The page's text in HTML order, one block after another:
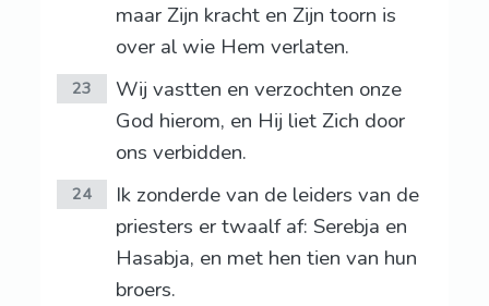
maar Zijn kracht en Zijn toorn is
over al wie Hem verlaten.
23
Wij vastten en verzochten onze
God hierom, en Hij liet Zich door
ons verbidden.
24
Ik zonderde van de leiders van de
priesters er twaalf af: Serebja en
Hasabja, en met hen tien van hun
broers.